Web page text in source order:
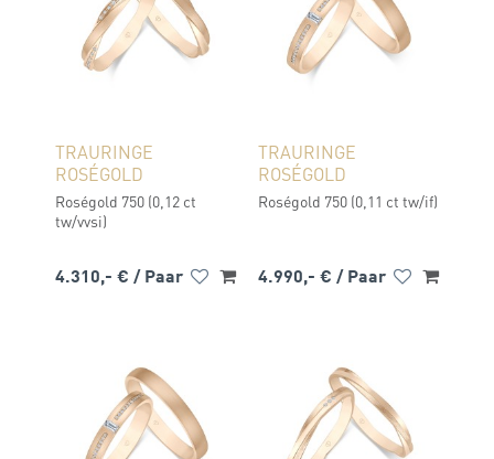
TRAURINGE
ROSÉGOLD
Roségold 750 (0,12 ct
tw/vvsi)
4.310,- € / Paar
TRAURINGE
ROSÉGOLD
Roségold 750 (0,11 ct tw/if)
4.990,- € / Paar